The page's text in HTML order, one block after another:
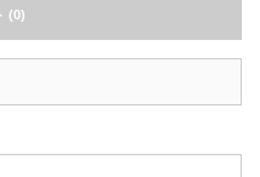
(0)